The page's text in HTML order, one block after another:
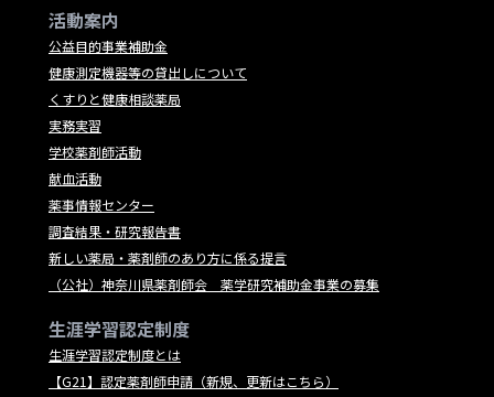
活動案内
公益目的事業補助金
健康測定機器等の貸出しについて
くすりと健康相談薬局
実務実習
学校薬剤師活動
献血活動
薬事情報センター
調査結果・研究報告書
新しい薬局・薬剤師のあり方に係る提言
（公社）神奈川県薬剤師会 薬学研究補助金事業の募集
生涯学習認定制度
生涯学習認定制度とは
【G21】認定薬剤師申請（新規、更新はこちら）